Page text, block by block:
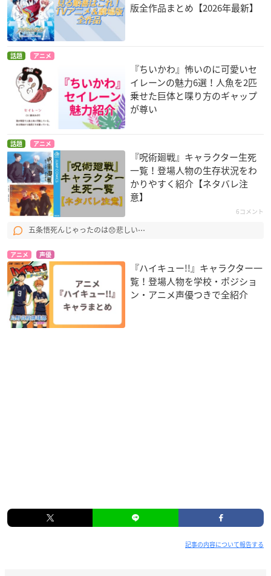
版全作品まとめ【2026年最新】
話題 アニメ
『ちいかわ』怖いのに可愛いセ
イレーンの魅力6選！人魚を2匹
乗せた巨体と喋り方のギャップ
が尊い
話題 アニメ
『呪術廻戦』キャラクター生死
一覧！登場人物の生存状況をわ
かりやすく紹介【ネタバレ注
意】
6コメント
五条悟死んじゃったのは😞悲しい⋯
アニメ 声優
『ハイキュー!!』キャラクター一
覧！登場人物を学校・ポジショ
ン・アニメ声優つきで全紹介
記事の内容について報告する